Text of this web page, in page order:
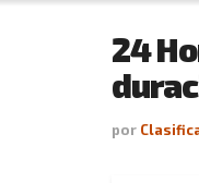
24
por